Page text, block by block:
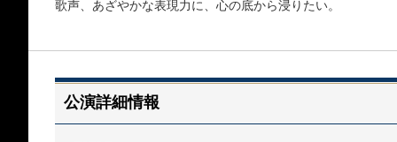
歌声、あざやかな表現力に、心の底から浸りたい。
公演詳細情報